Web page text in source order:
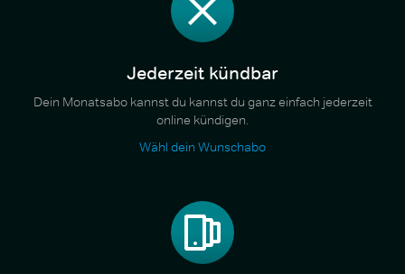
Jederzeit kündbar
Dein Monatsabo kannst du kannst du ganz einfach jederzeit
online kündigen.
Wähl dein Wunschabo